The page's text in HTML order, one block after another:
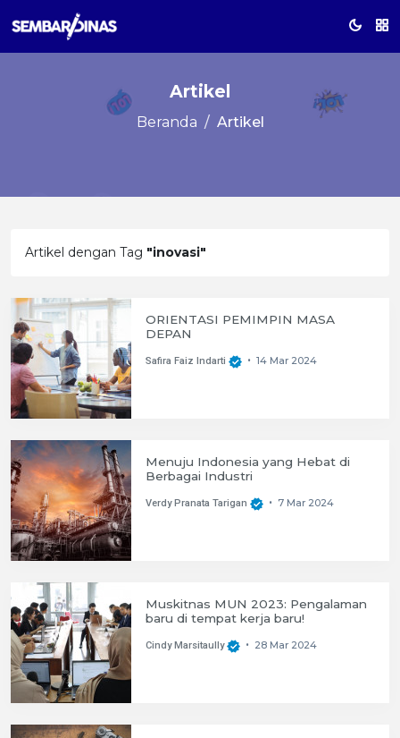
Artikel
Beranda Artikel
Artikel dengan Tag "inovasi"
ORIENTASI PEMIMPIN MASA
DEPAN
Safira Faiz Indarti • 14 Mar 2024
Menuju Indonesia yang Hebat di
Berbagai Industri
Verdy Pranata Tarigan • 7 Mar 2024
Muskitnas MUN 2023: Pengalaman
baru di tempat kerja baru!
Cindy Marsitaully • 28 Mar 2024